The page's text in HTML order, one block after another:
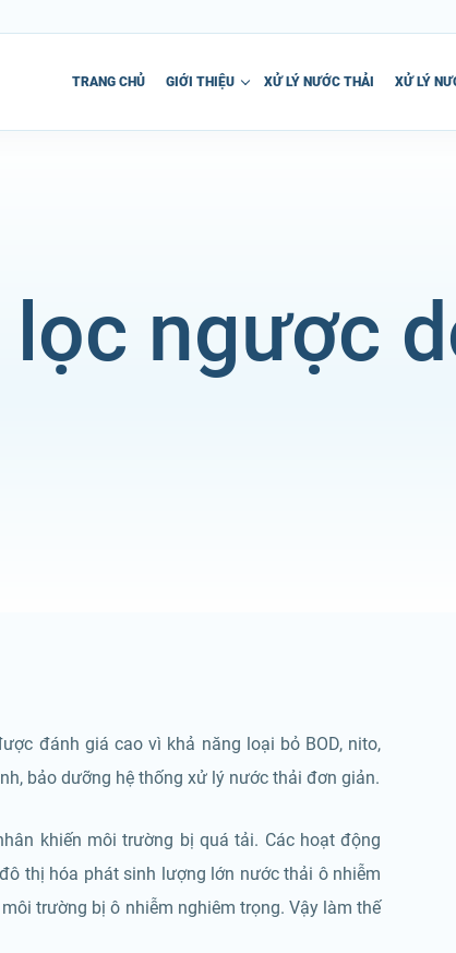
TRANG CHỦ GIỚI THIỆU XỬ LÝ NƯỚC THẢI XỬ LÝ
ngược
đánh giá cao vì khả năng loại bỏ BOD, nito,
bảo dưỡng hệ thống xử lý nước thải đơn giản.
khiến môi trường bị quá tải. Các hoạt động
thị hóa phát sinh lượng lớn nước thải ô nhiễm
trường bị ô nhiễm nghiêm trọng. Vậy làm thế